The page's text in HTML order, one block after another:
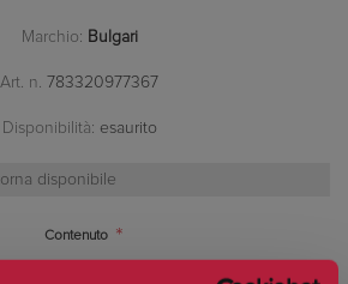
Marchio: Bulgari
Art. n. 783320977367
Disponibilità: esaurito
Contenuto *